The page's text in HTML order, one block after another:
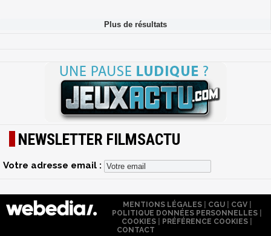
NEWSLETTER FILMSACTU
Votre adresse email :
MENTIONS LÉGALES| CGU| CGV|
POLITIQUE DONNÉES PERSONNELLES
COOKIES
PRÉFÉRENCE COOKIES
CONTACT